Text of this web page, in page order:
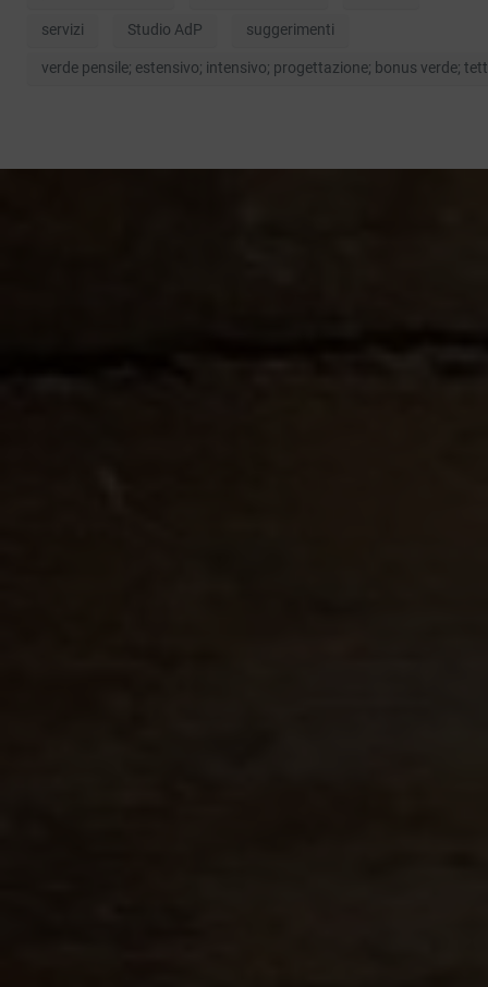
servizi Studio AdP suggerimenti
verde pensile; estensivo; intensivo; progettazione; bonus verde;